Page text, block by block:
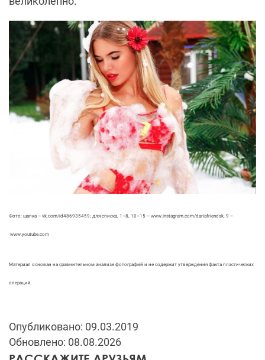
Фото: шапка – vk.com/id486935459; для списка, 1–8, 10–15 – www.instagram.com/dariafriendsk, 9 –
www.youtube.com
Материал основан на сравнительном анализе фотографий и не содержит утверждения факта пластических
операций.
Опубликовано: 09.03.2019
Обновлено: 08.08.2026